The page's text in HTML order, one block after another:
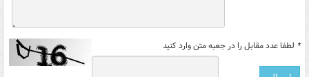
* لطفا عدد مقابل را در جعبه متن وارد کنید